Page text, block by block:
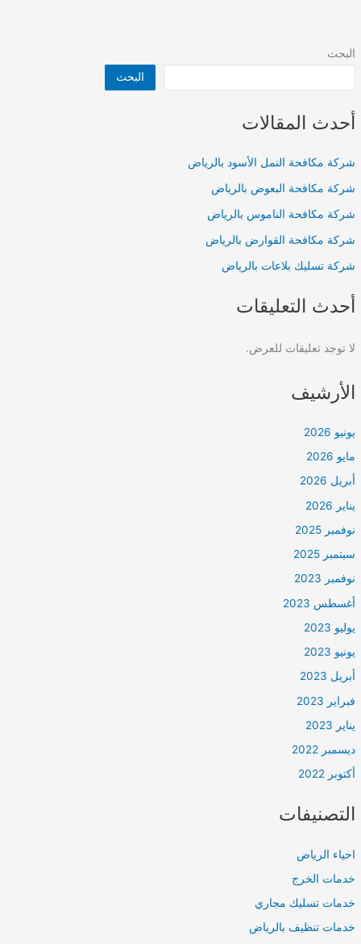
البحث
البحث
أحدث المقالات
شركة مكافحة النمل الأسود بالرياض
شركة مكافحة البعوض بالرياض
شركة مكافحة الناموس بالرياض
شركة مكافحة القوارض بالرياض
شركة تسليك بلاعات بالرياض
أحدث التعليقات
لا توجد تعليقات للعرض.
الأرشيف
يونيو 2026
مايو 2026
أبريل 2026
يناير 2026
نوفمبر 2025
سبتمبر 2025
نوفمبر 2023
أغسطس 2023
يوليو 2023
يونيو 2023
أبريل 2023
فبراير 2023
يناير 2023
ديسمبر 2022
أكتوبر 2022
التصنيفات
احياء الرياض
خدمات الخرج
خدمات تسليك مجاري
خدمات تنظيف بالرياض